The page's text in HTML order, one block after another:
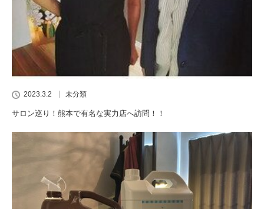
2023.3.2 未分類
サロン巡り！熊本で有名な実力店へ訪問！！